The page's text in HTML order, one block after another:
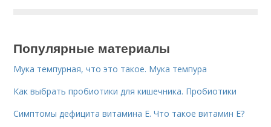
Популярные материалы
Мука темпурная, что это такое. Мука темпура
Как выбрать пробиотики для кишечника. Пробиотики
Симптомы дефицита витамина E. Что такое витамин Е?